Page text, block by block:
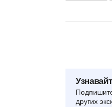
других